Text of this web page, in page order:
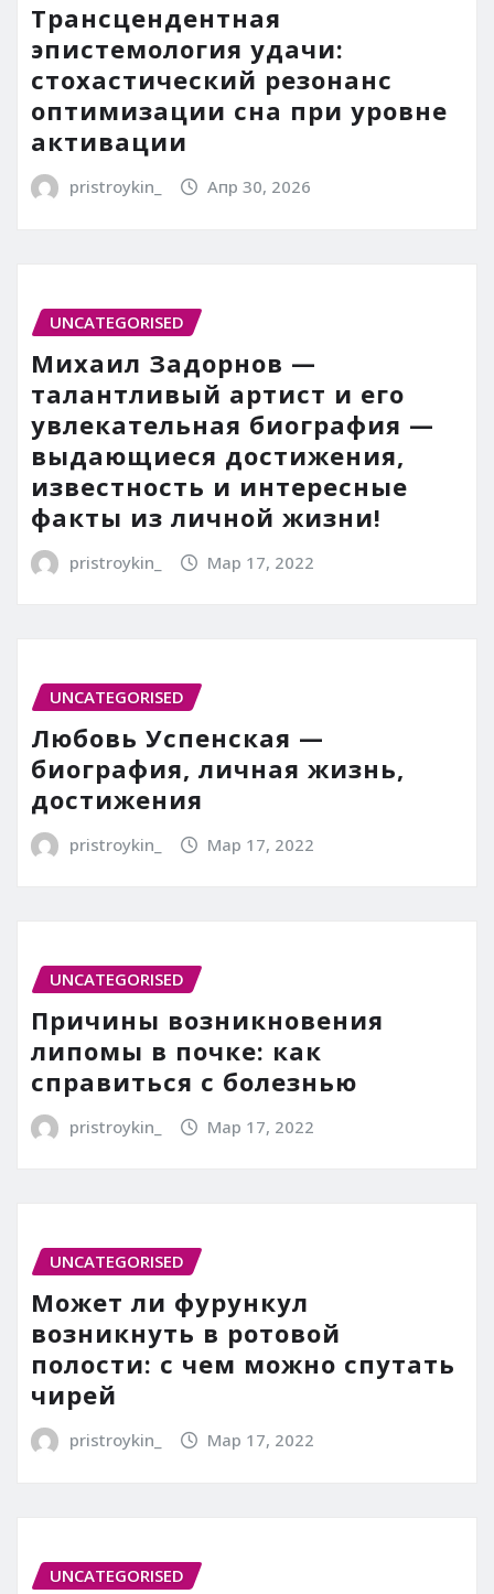
Трансцендентная
эпистемология удачи:
стохастический резонанс
оптимизации сна при уровне
активации
pristroykin_ Апр 30, 2026
UNCATEGORISED
Михаил Задорнов —
талантливый артист и его
увлекательная биография —
выдающиеся достижения,
известность и интересные
факты из личной жизни!
pristroykin_ Мар 17, 2022
UNCATEGORISED
Любовь Успенская —
биография, личная жизнь,
достижения
pristroykin_ Мар 17, 2022
UNCATEGORISED
Причины возникновения
липомы в почке: как
справиться с болезнью
pristroykin_ Мар 17, 2022
UNCATEGORISED
Может ли фурункул
возникнуть в ротовой
полости: с чем можно спутать
чирей
pristroykin_ Мар 17, 2022
UNCATEGORISED